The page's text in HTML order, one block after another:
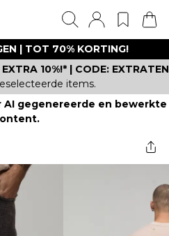
| TOT 70% KORTING!
10%!* | CODE: EXTRATEN
items.
gegenereerde en bewerkte